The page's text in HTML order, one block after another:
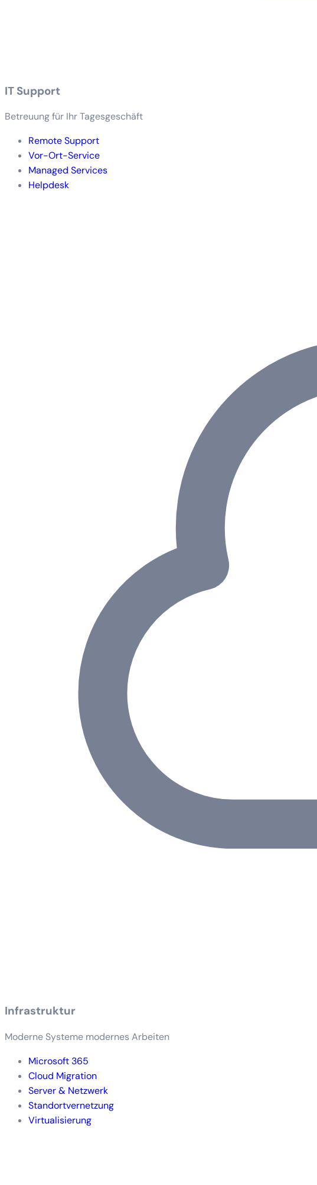
IT Support
Betreuung für Ihr Tagesgeschäft
Remote Support
Vor-Ort-Service
Managed Services
Helpdesk
Infrastruktur
Moderne Systeme modernes Arbeiten
Microsoft 365
Cloud Migration
Server & Netzwerk
Standortvernetzung
Virtualisierung